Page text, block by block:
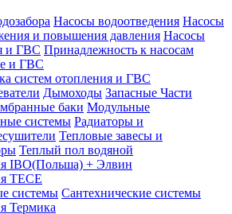
Насосы водоотведения Насосы
и повышения давления Насосы
и ГВС Принадлежность к насосам
и ГВС
систем отопления и ГВС
Дымоходы Запасные Части
баки Модульные
системы Радиаторы и
Тепловые завесы и
Теплый пол водяной
IBO(Польша) + Элвин
TECE
системы Сантехнические системы
Термика